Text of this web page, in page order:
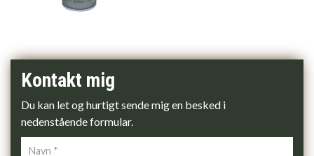
Kontakt mig
Du kan let og hurtigt sende mig en besked i
nedenstående formular.